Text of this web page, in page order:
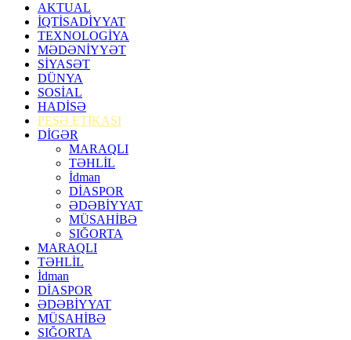
AKTUAL
İQTİSADİYYAT
TEXNOLOGİYA
MƏDƏNİYYƏT
SİYASƏT
DÜNYA
SOSİAL
HADİSƏ
PEŞƏ ETİKASI
DİGƏR
MARAQLI
TƏHLİL
İdman
DİASPOR
ƏDƏBİYYAT
MÜSAHİBƏ
SIĞORTA
MARAQLI
TƏHLİL
İdman
DİASPOR
ƏDƏBİYYAT
MÜSAHİBƏ
SIĞORTA